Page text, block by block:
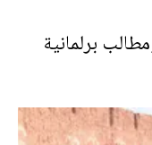
برلمانية